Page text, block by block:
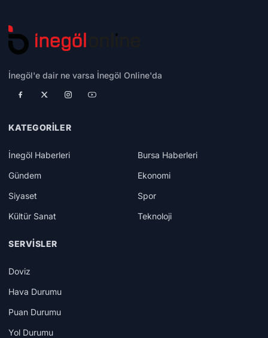
İnegöl'e dair ne varsa İnegöl Online'da
KATEGORILER
İnegöl Haberleri
Bursa Haberleri
Gündem
Ekonomi
Siyaset
Spor
Kültür Sanat
Teknoloji
SERVISLER
Doviz
Hava Durumu
Puan Durumu
Yol Durumu